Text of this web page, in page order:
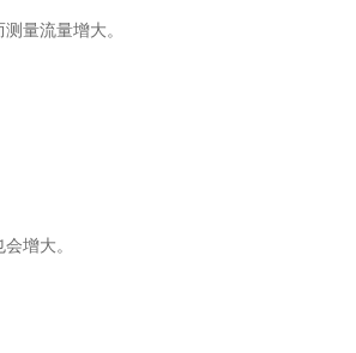
量流量增大。
增大。